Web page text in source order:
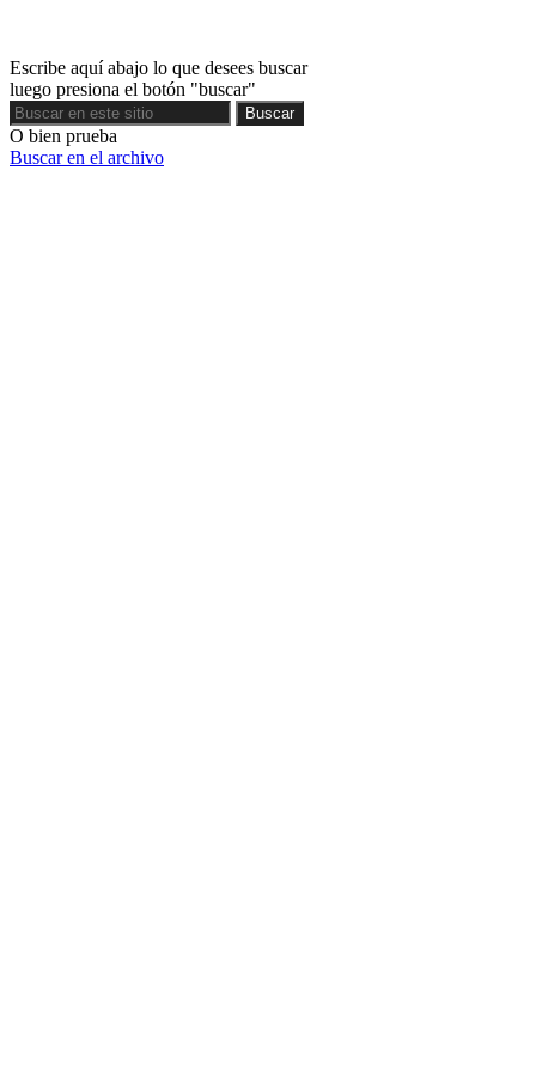
Escribe aquí abajo lo que desees buscar
luego presiona el botón "buscar"
Buscar
Buscar
O bien prueba
Buscar en el archivo